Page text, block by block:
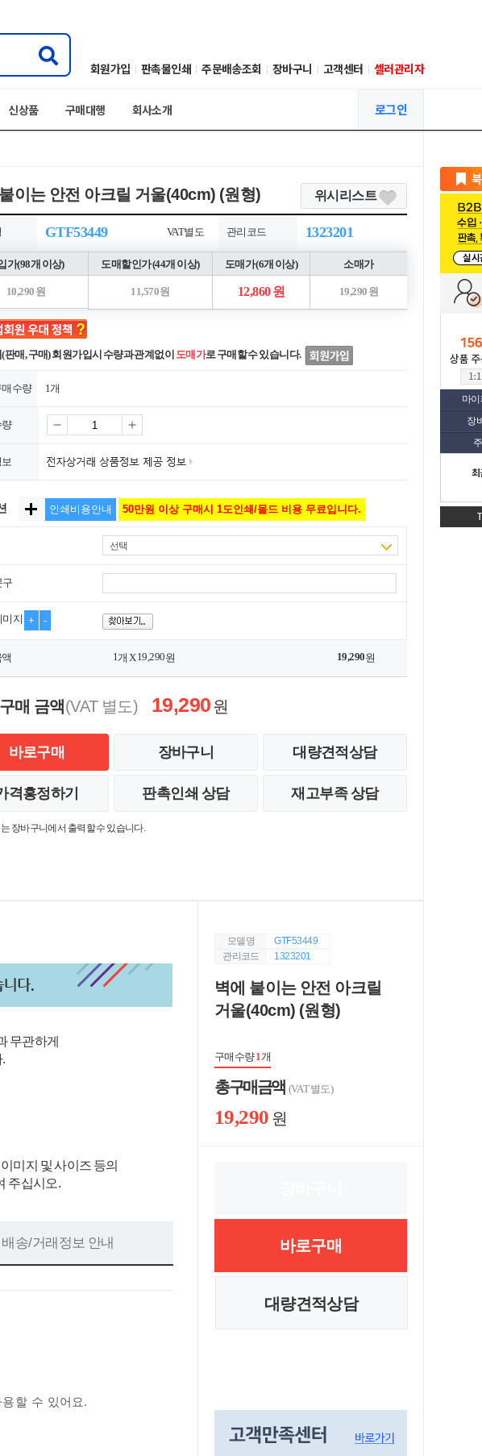
회원가입 판촉물인쇄 주문배송조회 장바구니 고객센터 셀러관리자
신상품 구매대행 회사소개 로그인
마
장
이는 안전 아크릴 거울(40cm) (원형) 위시리스트
GTF53449 VAT별도 관리코드 1323201
가(98개 이상) 도매할인가 (44개 이상) 도매가 (6개 이상) 소매가
10,290 원 11,570 원 12,860 원 19,290 원
매, 구매) 회원가입시 수량과 관계없이 도매가로 구매할 수 있습니다.
수량 1개
량
인쇄비용안내 50만원 이상 구매시 1도인쇄/몰드 비용 무료입니다.
선택
구
미지 + -
1개 X19,290원 19,290원
매 금액(VAT 별도) 19,290원
바로구매 장바구니 대량견적상담
격흥정하기 판촉인쇄 상담 재고부족 상담
장바구니에서 출력할 수 있습니다.
무관하게
미지 및 사이즈 등의
주십시오.
배송/거래정보 안내
할 수 있어요.
모델명
GTF53449
관리코드
1323201
벽에 붙이는 안전 아크릴
거울(40cm) (원형)
구매수량1개
총 구매 금액 (VAT 별도)
19,290 원
바로구매
대량견적상담